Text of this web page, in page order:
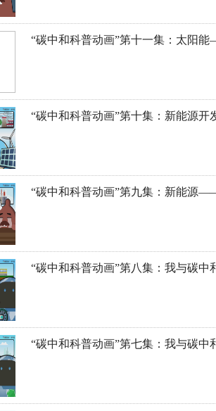
“碳中和科普动画”第十一集：太阳
“碳中和科普动画”第八集：我与碳
“碳中和科普动画”第七集：我与碳